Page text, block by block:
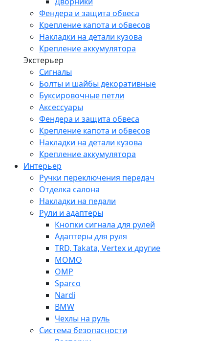
Фендера и защита обвеса
Крепление капота и обвесов
Накладки на детали кузова
Крепление аккумулятора
Экстерьер
Сигналы
Болты и шайбы декоративные
Буксировочные петли
Аксессуары
Фендера и защита обвеса
Крепление капота и обвесов
Накладки на детали кузова
Крепление аккумулятора
Интерьер
Ручки переключения передач
Отделка салона
Накладки на педали
Рули и адаптеры
Кнопки сигнала для рулей
Адаптеры для руля
TRD, Takata, Vertex и другие
MOMO
OMP
Sparco
Nardi
BMW
Чехлы на руль
Система безопасности